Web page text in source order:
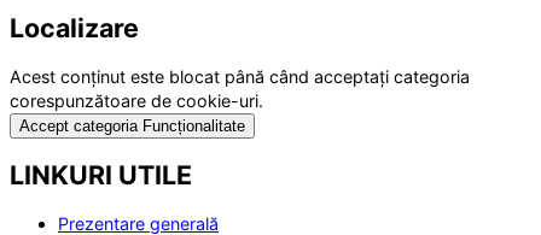
Localizare
Acest conținut este blocat până când acceptați categoria
corespunzătoare de cookie-uri.
Accept categoria Funcționalitate
LINKURI UTILE
Prezentare generală